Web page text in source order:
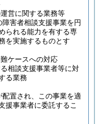
営に関する業務等
障害者相談支援事業を円
られる能力を有する専
を実施するものとす
ケースへの対応
相談支援事業者等に対
る業務
置され、この事業を適
援事業者に委託するこ